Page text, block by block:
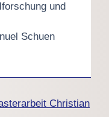
und
Schuen
Christian